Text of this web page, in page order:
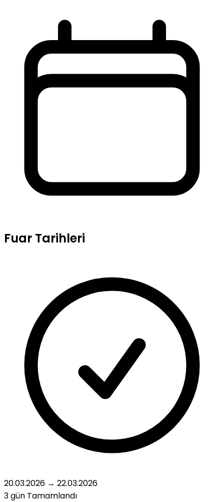
Fuar Tarihleri
20.03.2026 → 22.03.2026
3 gün Tamamlandı